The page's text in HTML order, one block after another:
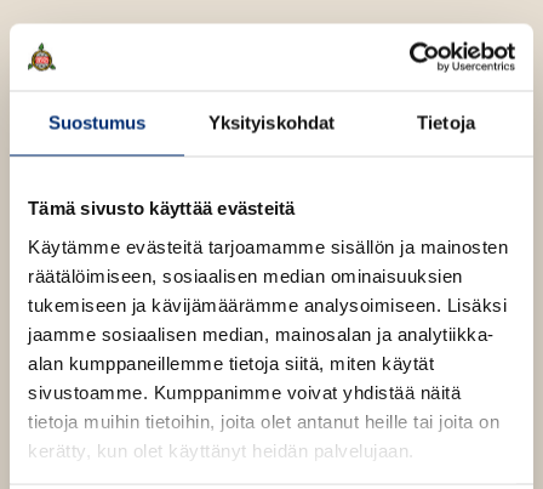
Suostumus Yksityiskohdat Tietoja
Tämä sivusto käyttää evästeitä
Käytämme evästeitä tarjoamamme sisällön ja mainosten
räätälöimiseen, sosiaalisen median ominaisuuksien
tukemiseen ja kävijämäärämme analysoimiseen. Lisäksi
jaamme sosiaalisen median, mainosalan ja analytiikka-
alan kumppaneillemme tietoja siitä, miten käytät
sivustoamme. Kumppanimme voivat yhdistää näitä
tietoja muihin tietoihin, joita olet antanut heille tai joita on
kerätty, kun olet käyttänyt heidän palvelujaan.
u
e
e
v
ä
l
i
l
e
h
t
e
m
a
r